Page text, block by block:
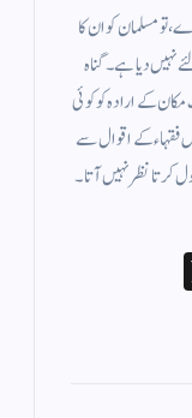
مسلمان کو ان کا
دیا ہے ۔ گناہ
کے ارادہ کو کوئی
فقہاء کے اقوال سے
کرتا نظر نہیں آتا ۔